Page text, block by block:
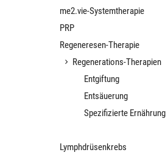
me2.vie-Systemtherapie
PRP
Regeneresen-Therapie
Regenerations-Therapien
Entgiftung
Entsäuerung
Spezifizierte Ernährung
Lymphdrüsenkrebs